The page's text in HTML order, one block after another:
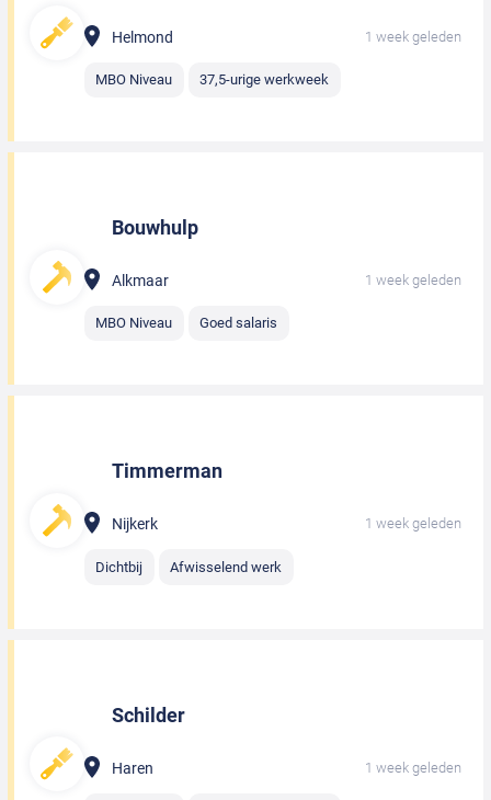
Helmond 1 week geleden
MBO Niveau 37,5-urige werkweek
Bouwhulp
Alkmaar 1 week geleden
MBO Niveau Goed salaris
Timmerman
Nijkerk 1 week geleden
Dichtbij Afwisselend werk
Schilder
Haren 1 week geleden